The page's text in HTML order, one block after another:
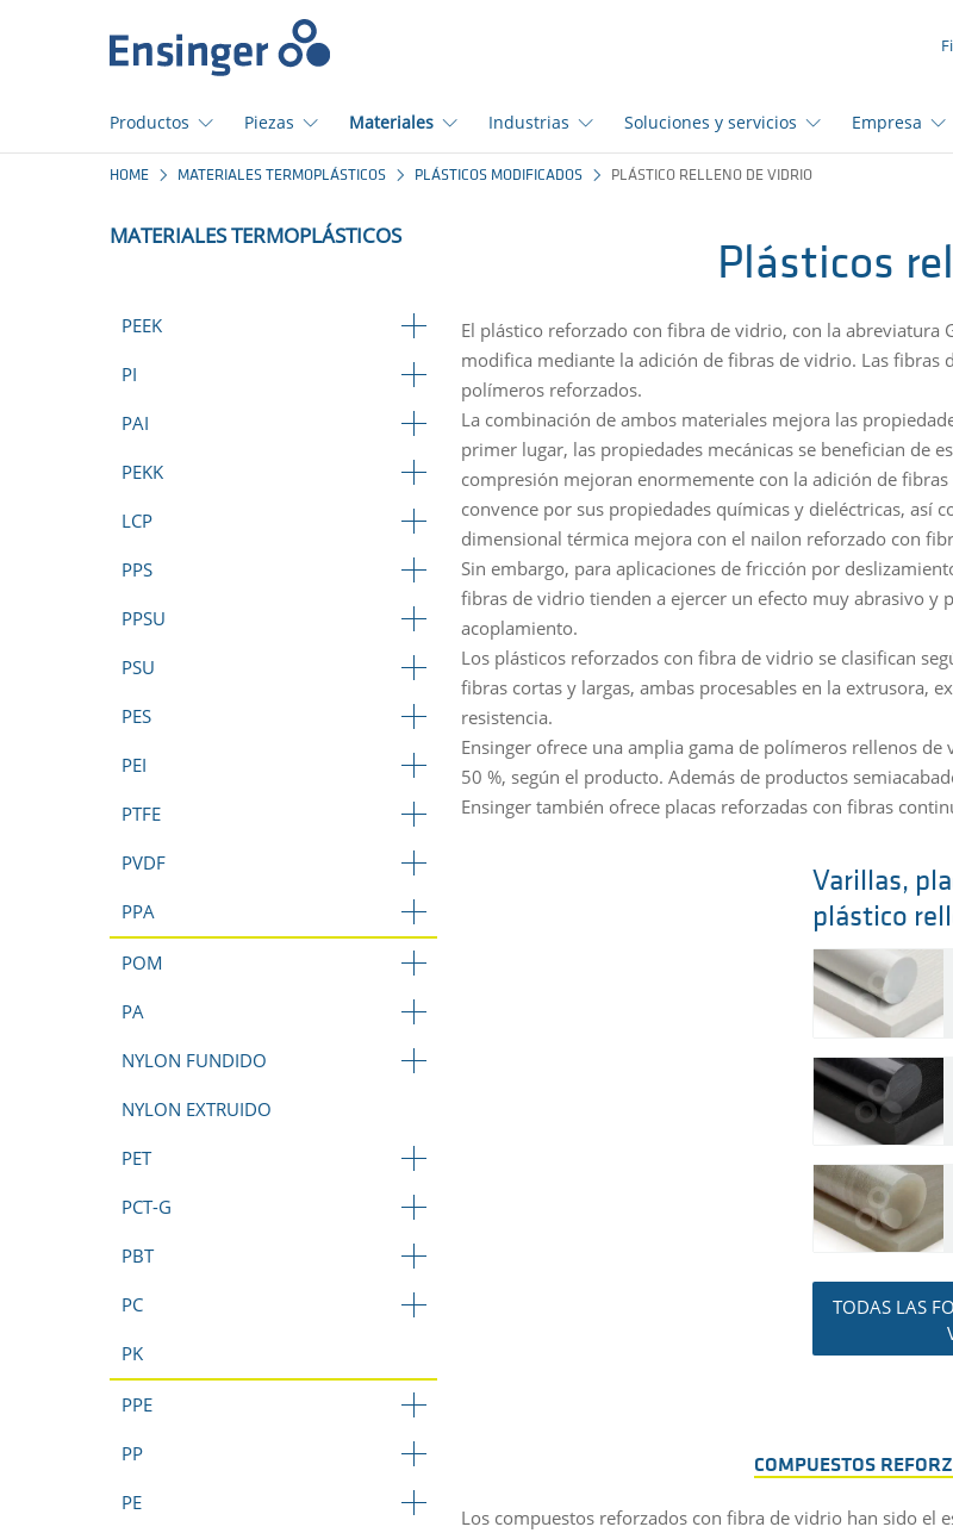
Productos Piezas Materiales Industrias Soluciones y servicios Empresa
HOME MATERIALES TERMOPLÁSTICOS PLÁSTICOS MODIFICADOS PLÁSTICO RELLENO DE VIDRIO
MATERIALES TERMOPLÁSTICOS
PEEK
PI
PAI
PEKK
LCP
PPS
PPSU
PSU
PES
PEI
PTFE
PVDF
PPA
POM
PA
NYLON FUNDIDO
NYLON EXTRUIDO
PET
PCT-G
PBT
PC
PK
PPE
PP
PE
Plásticos
El plástico reforzado con fibra de vidrio, con la abreviatura
modifica mediante la adición de fibras de vidrio. Las
polímeros reforzados.
La combinación de ambos materiales mejora las
primer lugar, las propiedades mecánicas se benefician de
compresión mejoran enormemente con la adición de
convence por sus propiedades químicas y dieléctricas, así
dimensional térmica mejora con el nailon reforzado con
Sin embargo, para aplicaciones de fricción por
fibras de vidrio tienden a ejercer un efecto muy abrasivo y
acoplamiento.
Los plásticos reforzados con fibra de vidrio se clasifican
fibras cortas y largas, ambas procesables en la extrusora,
resistencia.
Ensinger ofrece una amplia gama de polímeros rellenos
50 %, según el producto. Además de productos
Ensinger también ofrece placas reforzadas con fibras
Varillas,
plástico
TODAS LAS
COMPUESTOS
Los compuestos reforzados con fibra de vidrio han sido el